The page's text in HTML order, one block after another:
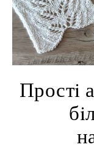
Простi